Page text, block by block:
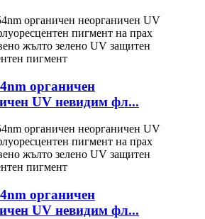
органичен
UV невидим фл...
органичен
UV невидим фл...